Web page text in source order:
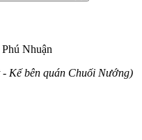
Nhuận
Kế bên quán Chuối Nướng)